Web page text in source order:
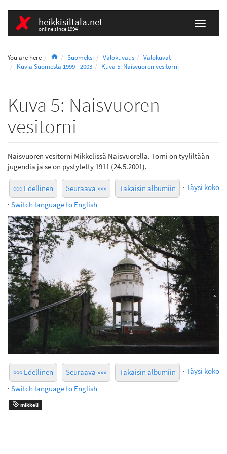
heikkisiltala.net
online since 1994
You are here HomeSuomeksi Valokuvaus
Valokuvat
Kuvia Suomesta 1999 - 2003
Kuva 5: Naisvuoren vesitorni
Kuva 5: Naisvuoren
vesitorni
Naisvuoren vesitorni Mikkelissä Naisvuorella. Torni on tyyliltään
jugendia ja se on pystytetty 1911 (24.5.2001).
««« Edellinen Seuraava »»» Takaisin albumiin · Täysi koko
· Switch language to English
««« Edellinen Seuraava »»» Takaisin albumiin · Täysi koko
· Switch language to English
mikkeli